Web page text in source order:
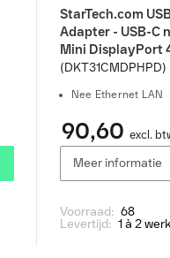
StarTech.com
Adapter - USB-C
Mini DisplayPort
Power Delivery
C Mini Dock -
Docks & port
zilver
(DKT31CMDPHPD)
Nee Ethernet LAN
90,60 excl.
Meer informatie
Voorraad: 68
Levertijd: 1 à 2